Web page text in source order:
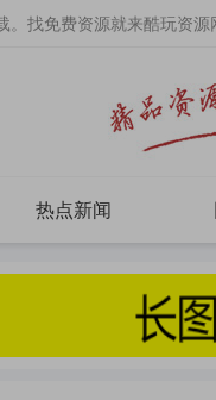
找免费资源就来酷玩资源
热点新闻